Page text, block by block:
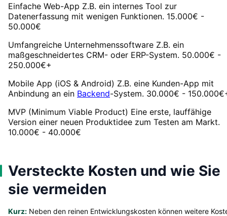
Einfache Web-App Z.B. ein internes Tool zur
Datenerfassung mit wenigen Funktionen. 15.000€ -
50.000€
Umfangreiche Unternehmenssoftware Z.B. ein
maßgeschneidertes CRM- oder ERP-System. 50.000€ -
250.000€+
Mobile App (iOS & Android) Z.B. eine Kunden-App mit
Anbindung an ein Backend-System. 30.000€ -
MVP (Minimum Viable Product) Eine erste, lauffähige
Version einer neuen Produktidee zum Testen am Markt.
10.000€ - 40.000€
Versteckte Kosten und wie Sie
sie vermeiden
Kurz: Neben den reinen Entwicklungskosten können weitere